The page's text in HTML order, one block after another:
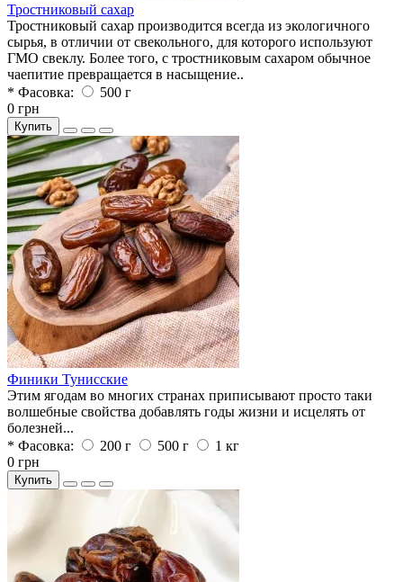
Тростниковый сахар
Тростниковый сахар производится всегда из экологичного
сырья, в отличии от свекольного, для которого используют
ГМО свеклу. Более того, с тростниковым сахаром обычное
чаепитие превращается в насыщение..
* Фасовка:
500 г
0 грн
Купить
Финики Тунисские
Этим ягодам во многих странах приписывают просто таки
волшебные свойства добавлять годы жизни и исцелять от
болезней...
* Фасовка:
200 г 500 г
1 кг
0 грн
Купить